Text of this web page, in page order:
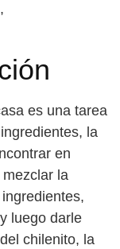
es una tarea
la
en
la
luego darle
chilenito, la